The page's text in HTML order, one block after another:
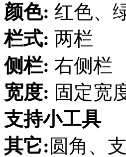
颜色: 红色、
栏式: 两栏
侧栏: 右侧栏
宽度: 固定宽
支持小工具
其它:圆角、